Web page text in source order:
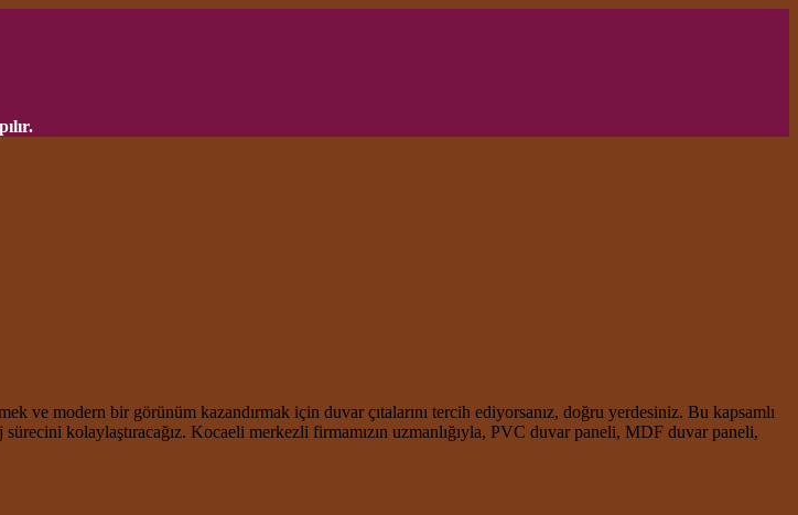
modern bir görünüm kazandırmak için duvar çıtalarını tercih ediyorsanız, doğru yerdesiniz. Bu kapsamlı
kolaylaştıracağız. Kocaeli merkezli firmamızın uzmanlığıyla, PVC duvar paneli, MDF duvar paneli,